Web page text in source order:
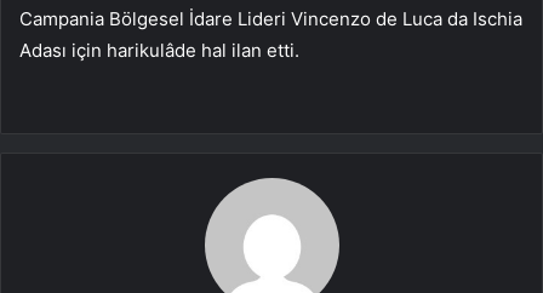
Campania Bölgesel İdare Lideri Vincenzo de Luca da Ischia
Adası için harikulâde hal ilan etti.